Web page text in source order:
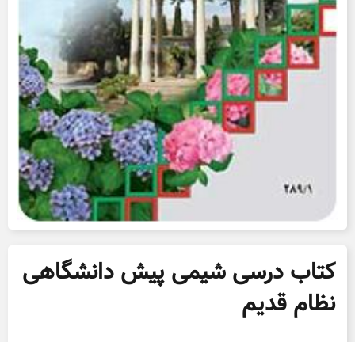
کتاب درسی شیمی پیش دانشگاهی
نظام قدیم